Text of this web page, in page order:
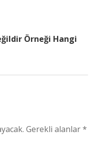
Örneği Hangi
Gerekli alanlar*